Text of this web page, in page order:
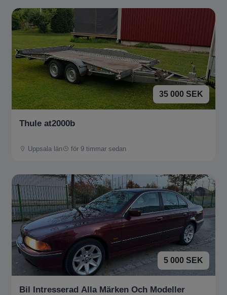
35 000 SEK
Thule at2000b
Uppsala län för 9 timmar sedan
5 000 SEK
Bil Intresserad Alla Märken Och Modeller